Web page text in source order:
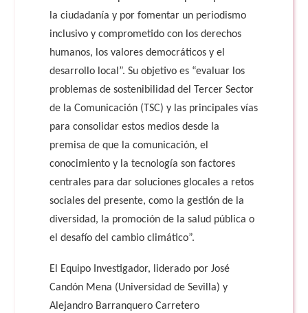
la ciudadanía y por fomentar un periodismo
inclusivo y comprometido con los derechos
humanos, los valores democráticos y el
desarrollo local”. Su objetivo es “evaluar los
problemas de sostenibilidad del Tercer Sector
de la Comunicación (TSC) y las principales vías
para consolidar estos medios desde la
premisa de que la comunicación, el
conocimiento y la tecnología son factores
centrales para dar soluciones glocales a retos
sociales del presente, como la gestión de la
diversidad, la promoción de la salud pública o
el desafío del cambio climático”.
El Equipo Investigador, liderado por José
Candón Mena (Universidad de Sevilla) y
Alejandro Barranquero Carretero